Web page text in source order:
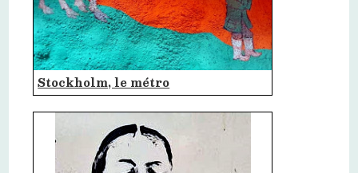
Stockholm, le métro